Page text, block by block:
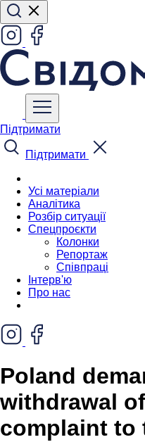
Підтримати
Підтримати
Усі матеріали
Аналітика
Розбір ситуації
Спецпроєкти
Колонки
Репортаж
Співпраці
Інтерв'ю
Про нас
Poland
withdrawal
complaint to